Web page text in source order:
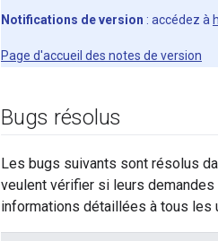
Notifications de version : accédez à
Page d'accueil des notes de version
Bugs résolus
Les bugs suivants sont résolus
veulent vérifier si leurs
informations détaillées à tous les